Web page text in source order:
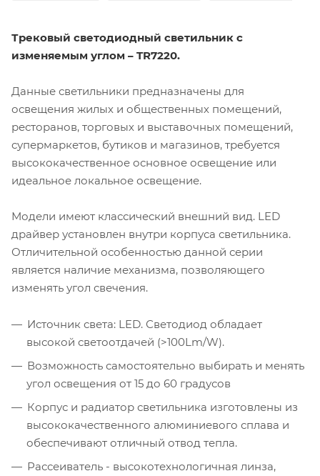
Трековый светодиодный светильник с
изменяемым углом – TR7220.
Данные светильники предназначены для
освещения жилых и общественных помещений,
ресторанов, торговых и выставочных помещений,
супермаркетов, бутиков и магазинов, требуется
высококачественное основное освещение или
идеальное локальное освещение.
Модели имеют классический внешний вид. LED
драйвер установлен внутри корпуса светильника.
Отличительной особенностью данной серии
является наличие механизма, позволяющего
изменять угол свечения.
Источник света: LED. Светодиод обладает
высокой светоотдачей (>100Lm/W).
Возможность самостоятельно выбирать и менять
угол освещения от 15 до 60 градусов
Корпус и радиатор светильника изготовлены из
высококачественного алюминиевого сплава и
обеспечивают отличный отвод тепла.
Рассеиватель - высокотехнологичная линза,